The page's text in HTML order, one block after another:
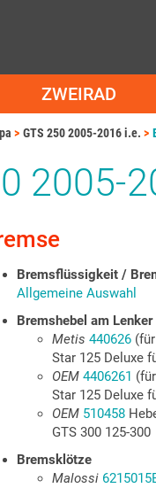
ZWEIRAD
GTS 250 2005-2016 i.e.
2005-
Bremsflüssigkeit /
Allgemeine Auswahl
Bremshebel am Lenker
Metis 440626
Star 125 Deluxe
OEM 4406261
Star 125 Deluxe
OEM 510458
GTS 300 125-300
Bremsklötze
Malossi